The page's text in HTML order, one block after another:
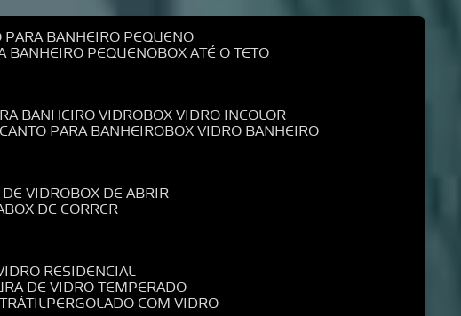
PARA BANHEIRO PEQUENO
BANHEIRO PEQUENO BOX ATÉ O TETO
BANHEIRO VIDRO BOX VIDRO INCOLOR
CANTO PARA BANHEIRO BOX VIDRO BANHEIRO
DE VIDRO BOX DE ABRIR
BOX DE CORRER
RESIDENCIAL
DE VIDRO TEMPERADO
PERGOLADO COM VIDRO